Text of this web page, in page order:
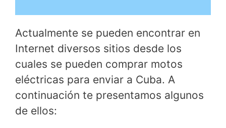
Actualmente se pueden encontrar en
Internet diversos sitios desde los
cuales se pueden comprar motos
eléctricas para enviar a Cuba. A
continuación te presentamos algunos
de ellos: